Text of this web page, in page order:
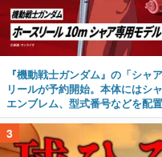
『機動戦士ガンダム』の「シ
リールが予約開始。本体にはシ
エンブレム、型式番号などを配置
3